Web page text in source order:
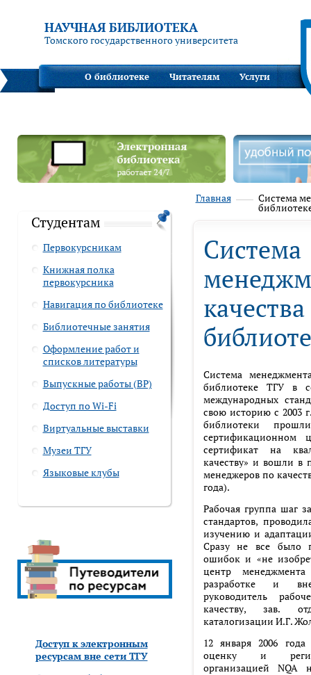
НАУЧНАЯ БИБЛИОТЕКА
Томского государственного университета
О библиотеке Читателям Услуги
Студентам
Первокурсникам
Книжная полка
первокурсника
Навигация по библиотеке
Библиотечные занятия
Оформление работ и
списков литературы
Выпускные работы (ВР)
Доступ по Wi-Fi
Виртуальные выставки
Музеи ТГУ
Языковые клубы
Доступ к электронным
ресурсам вне сети ТГУ
Главная Система
Система
Система
библиотеке ТГУ в
международных
свою историю с 2003
библиотеки
сертификационном
сертификат на
качеству» и вошли в
менеджеров по
года).
Рабочая группа шаг
стандартов,
изучению и
Сразу не все было
ошибок и «не
центр
разработке и
руководитель
качеству, зав.
каталогизации И.Г.
12 января 2006
оценку и
организацией NQA